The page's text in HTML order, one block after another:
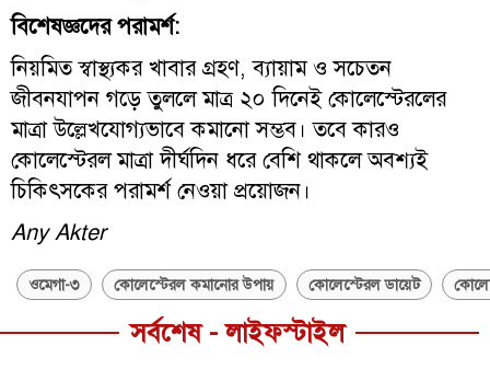
বিশেষজ্ঞদের পরামর্শ:
নিয়মিত স্বাস্থ্যকর খাবার গ্রহণ, ব্যায়াম ও সচেতন
জীবনযাপন গড়ে তুললে মাত্র ২০ দিনেই কোলেস্টেরলের
মাত্রা উল্লেখযোগ্যভাবে কমানো সম্ভব। তবে কারও
কোলেস্টেরল মাত্রা দীর্ঘদিন ধরে বেশি থাকলে অবশ্যই
চিকিৎসকের পরামর্শ নেওয়া প্রয়োজন।
Any Akter
ওমেগা-৩ কোলেস্টেরল কমানোর উপায় কোলেস্টেরল ডায়েট
সর্বশেষ - লাইফস্টাইল